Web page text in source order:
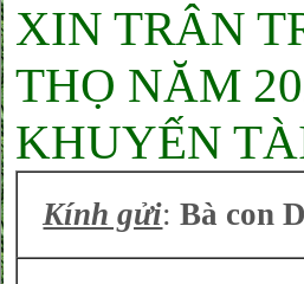
XIN TRÂN
THỌ NĂM
KHUYẾN
Kính gửi:Bà con